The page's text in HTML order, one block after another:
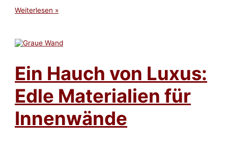
Hobbykeller
bauen
Weiterlesen »
Ein Hauch von Luxus:
Edle Materialien für
Innenwände